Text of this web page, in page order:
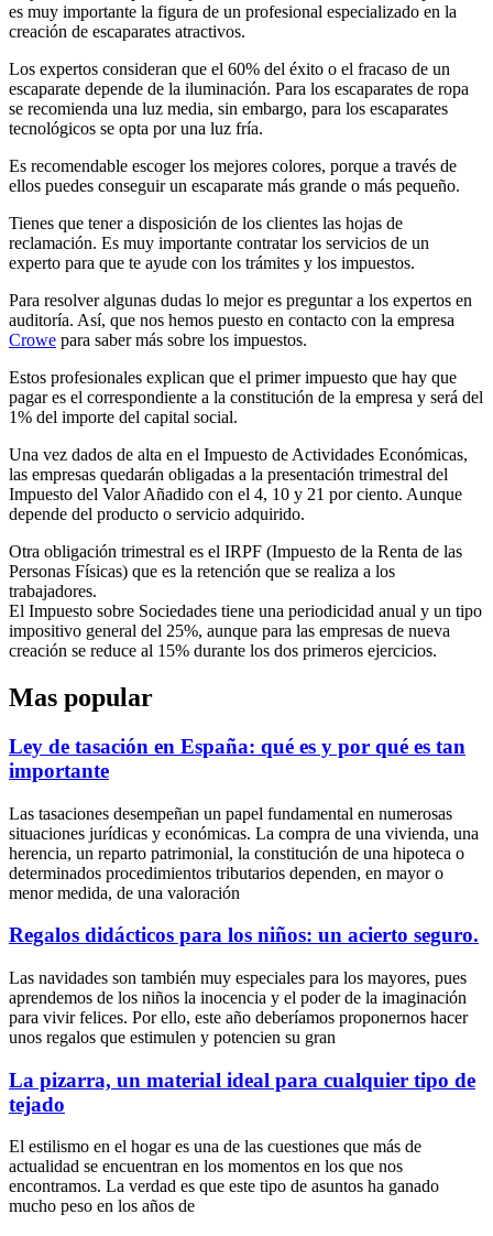
es muy importante la figura de un profesional especializado en la
creación de escaparates atractivos.
Los expertos consideran que el 60% del éxito o el fracaso de un
escaparate depende de la iluminación. Para los escaparates de ropa
se recomienda una luz media, sin embargo, para los escaparates
tecnológicos se opta por una luz fría.
Es recomendable escoger los mejores colores, porque a través de
ellos puedes conseguir un escaparate más grande o más pequeño.
Tienes que tener a disposición de los clientes las hojas de
reclamación. Es muy importante contratar los servicios de un
experto para que te ayude con los trámites y los impuestos.
Para resolver algunas dudas lo mejor es preguntar a los expertos en
auditoría. Así, que nos hemos puesto en contacto con la empresa
Crowe para saber más sobre los impuestos.
Estos profesionales explican que el primer impuesto que hay que
pagar es el correspondiente a la constitución de la empresa y será del
1% del importe del capital social.
Una vez dados de alta en el Impuesto de Actividades Económicas,
las empresas quedarán obligadas a la presentación trimestral del
Impuesto del Valor Añadido con el 4, 10 y 21 por ciento. Aunque
depende del producto o servicio adquirido.
Otra obligación trimestral es el IRPF (Impuesto de la Renta de las
Personas Físicas) que es la retención que se realiza a los
trabajadores.
El Impuesto sobre Sociedades tiene una periodicidad anual y un tipo
impositivo general del 25%, aunque para las empresas de nueva
creación se reduce al 15% durante los dos primeros ejercicios.
Mas popular
Ley de tasación en España: qué es y por qué es tan
importante
Las tasaciones desempeñan un papel fundamental en numerosas
situaciones jurídicas y económicas. La compra de una vivienda, una
herencia, un reparto patrimonial, la constitución de una hipoteca o
determinados procedimientos tributarios dependen, en mayor o
menor medida, de una valoración
Regalos didácticos para los niños: un acierto seguro.
Las navidades son también muy especiales para los mayores, pues
aprendemos de los niños la inocencia y el poder de la imaginación
para vivir felices. Por ello, este año deberíamos proponernos hacer
unos regalos que estimulen y potencien su gran
La pizarra, un material ideal para cualquier tipo de
tejado
El estilismo en el hogar es una de las cuestiones que más de
actualidad se encuentran en los momentos en los que nos
encontramos. La verdad es que este tipo de asuntos ha ganado
mucho peso en los años de